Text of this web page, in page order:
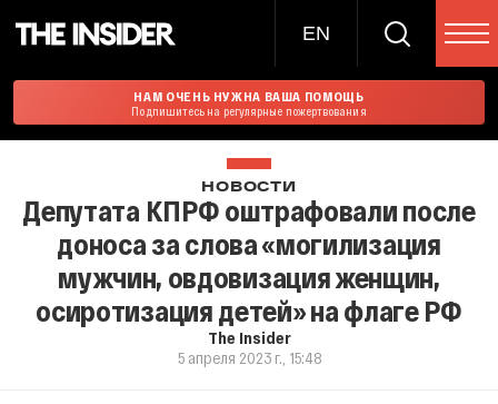
EN
НАМ ОЧЕНЬ НУЖНА ВАША ПОМОЩЬ
Подпишитесь на регулярные пожертвования
НОВОСТИ
Депутата КПРФ оштрафовали после
доноса за слова «могилизация
мужчин, овдовизация женщин,
осиротизация детей» на флаге РФ
The Insider
5 апреля 2023 г., 15:48